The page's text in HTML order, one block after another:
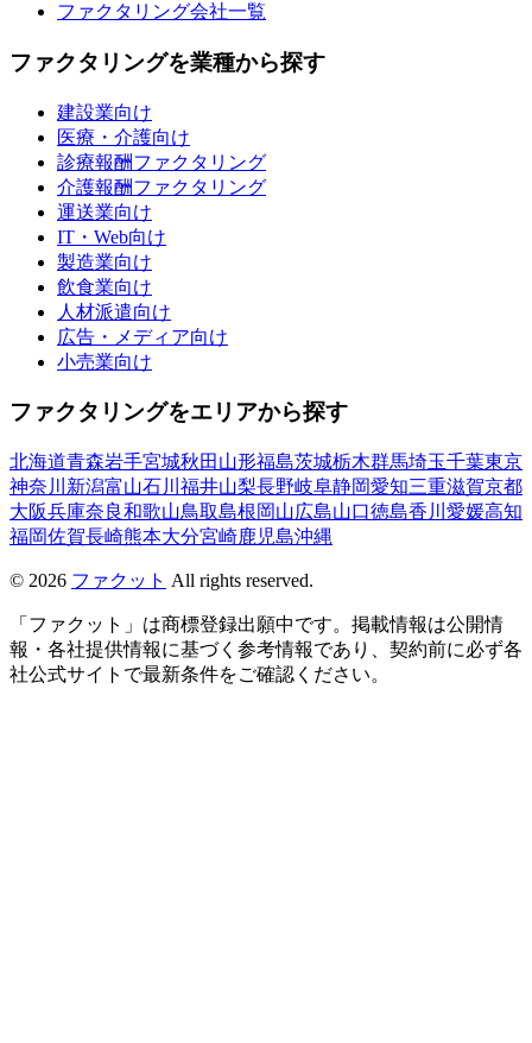
ファクタリング会社一覧
ファクタリングを業種から探す
建設業向け
医療・介護向け
診療報酬ファクタリング
介護報酬ファクタリング
運送業向け
IT・Web向け
製造業向け
飲食業向け
人材派遣向け
広告・メディア向け
小売業向け
ファクタリングをエリアから探す
北海道青森岩手宮城秋田 山形福島茨城栃木群馬埼玉千葉東京
神奈川 新潟富山石川 福井山梨長野岐阜静岡愛知三重滋賀京都
大阪兵庫奈良和歌山鳥取島根岡山広島山口徳島香川 愛媛高知
福岡佐賀長崎熊本大分宮崎鹿児島沖縄
© 2026 ファクット All rights reserved.
「ファクット」は商標登録出願中です。掲載情報は公開情
報・各社提供情報に基づく参考情報であり、契約前に必ず各
社公式サイトで最新条件をご確認ください。